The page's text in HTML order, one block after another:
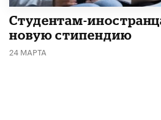
Студентам-
новую стипендию
24 МАРТА